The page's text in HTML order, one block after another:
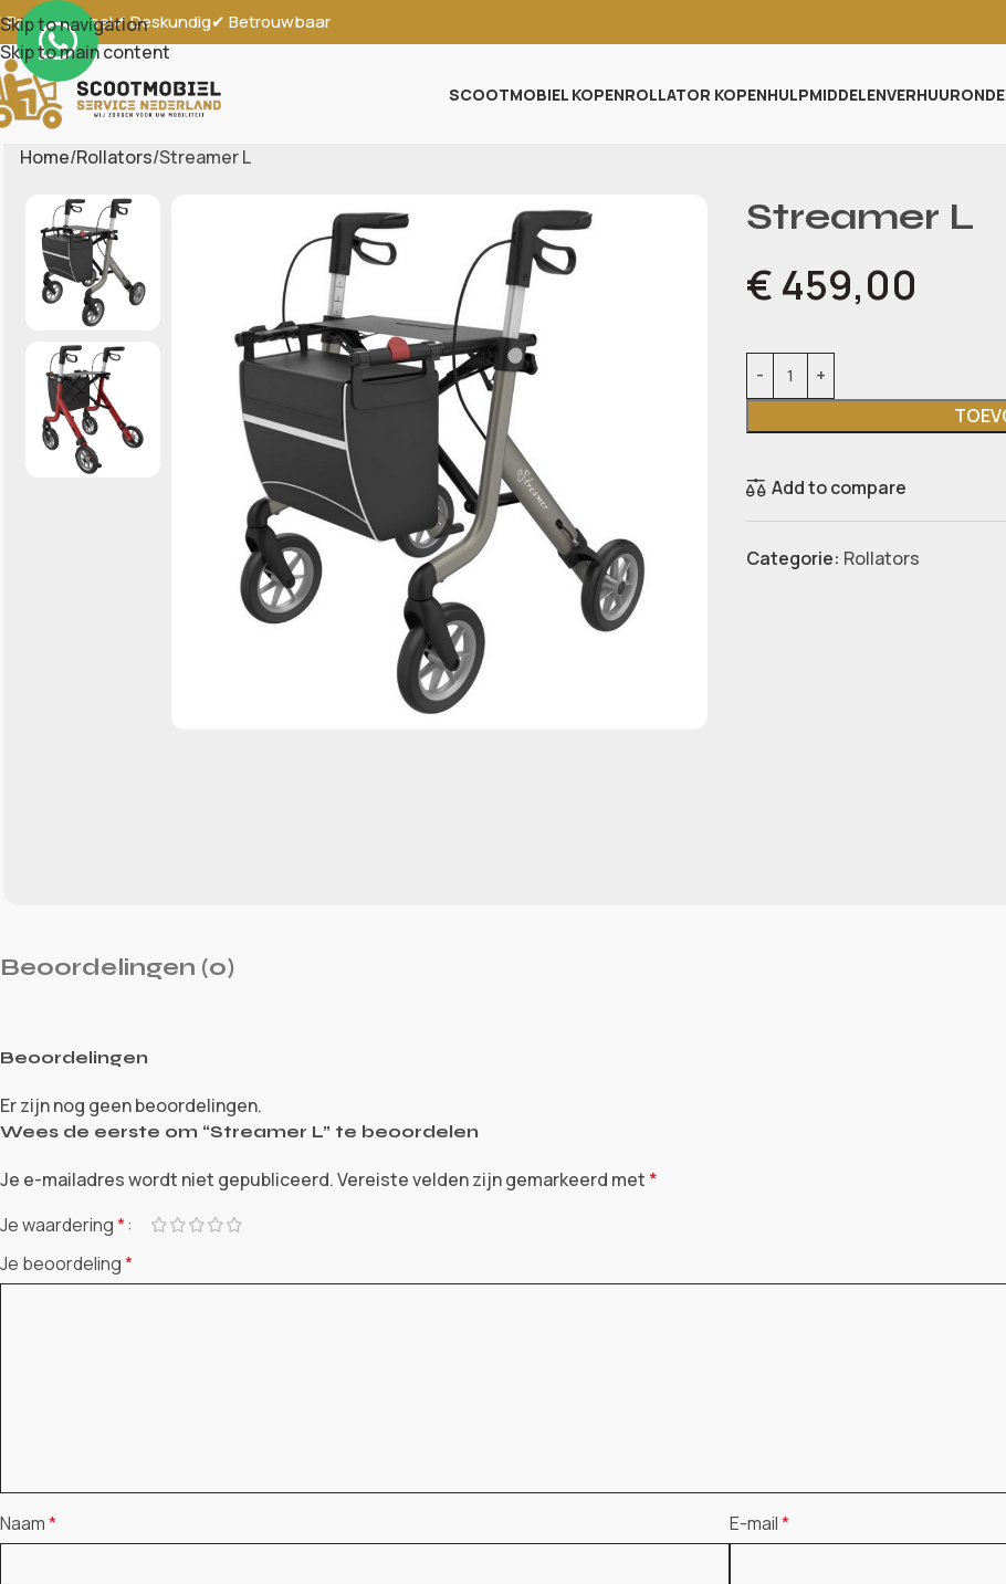
Skip to navigation
Skip to main content
Professioneel✔ Deskundig✔ Betrouwbaar
SCOOTMOBIEL KOPENROLLATOR KOPENHULPMIDDELENVERHUUR
Home Rollators Streamer L
Streamer L
€ 459,00
Add to compare
Categorie: Rollators
Beoordelingen (0)
Beoordelingen
Er zijn nog geen beoordelingen.
Wees de eerste om “Streamer L” te beoordelen
Je e-mailadres wordt niet gepubliceerd.Vereiste velden zijn gemarkeerd met *
Je waardering*
Je beoordeling*
Naam* E-mail*